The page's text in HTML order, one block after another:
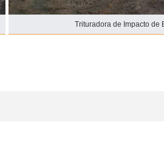
Trituradora de Impacto de